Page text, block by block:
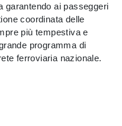
garantendo ai passeggeri
coordinata delle
più tempestiva e
programma di
ferroviaria nazionale.